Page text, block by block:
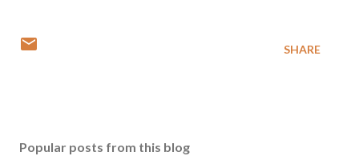
SHARE
Popular posts from this blog